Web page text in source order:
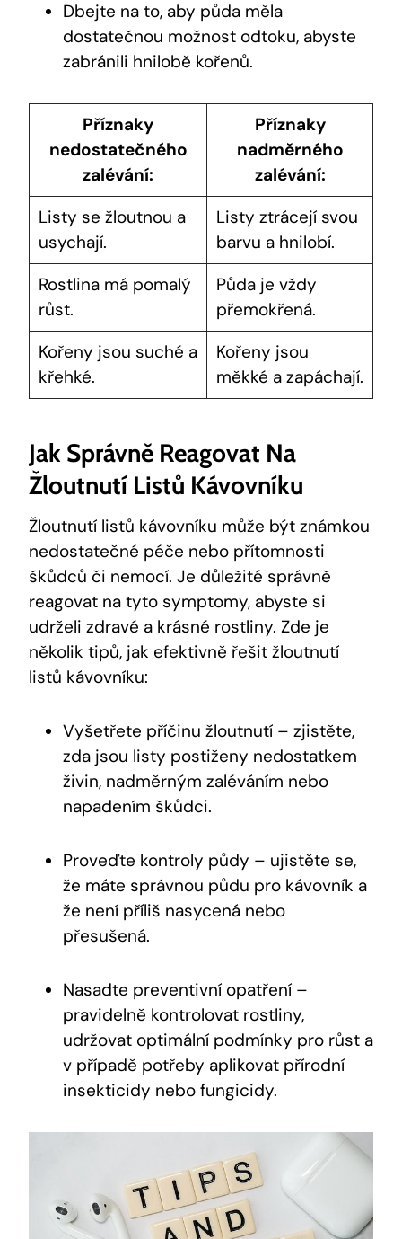
Dbejte na to, aby půda měla
dostatečnou možnost odtoku, abyste
zabránili hnilobě kořenů.
Příznaky
nedostatečného
zalévání:
Příznaky
nadměrného
zalévání:
Listy se žloutnou a
usychají.
Listy ztrácejí svou
barvu a hnilobí.
Rostlina má pomalý
růst.
Půda je vždy
přemokřená.
Kořeny jsou suché a
křehké.
Kořeny jsou
měkké a zapáchají.
Jak Správně Reagovat Na
Žloutnutí Listů Kávovníku
Žloutnutí listů kávovníku může být známkou
nedostatečné péče nebo přítomnosti
škůdců či nemocí. Je důležité správně
reagovat na tyto symptomy, abyste si
udrželi zdravé a krásné rostliny. Zde je
několik tipů, jak efektivně řešit žloutnutí
listů kávovníku:
Vyšetřete příčinu žloutnutí – zjistěte,
zda jsou listy postiženy nedostatkem
živin, nadměrným zaléváním nebo
napadením škůdci.
Proveďte kontroly půdy – ujistěte se,
že máte správnou půdu pro kávovník a
že není příliš nasycená nebo
přesušená.
Nasadte preventivní opatření –
pravidelně kontrolovat rostliny,
udržovat optimální podmínky pro růst a
v případě potřeby aplikovat přírodní
insekticidy nebo fungicidy.